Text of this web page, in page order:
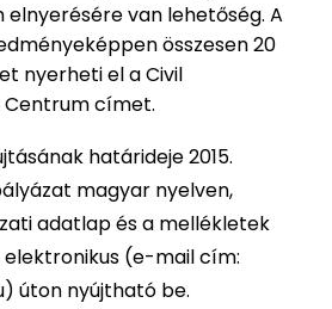
elnyerésére van lehetőség. A
összesen 20
nyerheti el a Civil
címet.
határideje 2015.
magyar nyelven,
adatlap és a mellékletek
elektronikus (e-mail cím:
) úton nyújtható be.